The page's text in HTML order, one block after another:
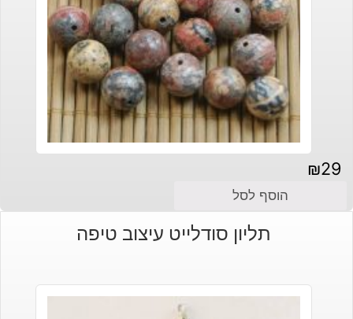
₪29
הוסף לסל
תליון סודלייט עיצוב טיפה